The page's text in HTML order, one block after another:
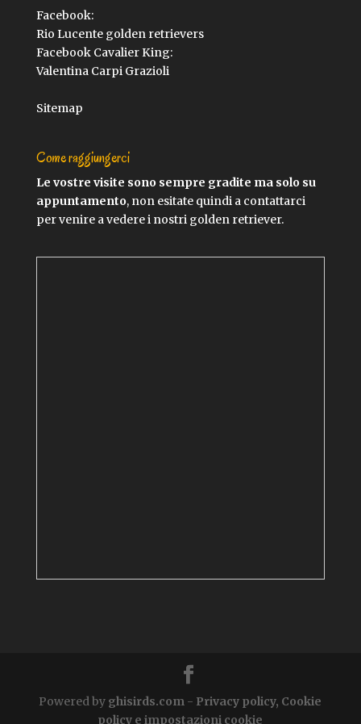
Facebook:
Rio Lucente golden retrievers
Facebook Cavalier King:
Valentina Carpi Grazioli
Sitemap
Come raggiungerci
Le vostre visite sono sempre gradite ma solo su
appuntamento, non esitate quindi a contattarci
per venire a vedere i nostri golden retriever.
Powered by ghisirds.com - Privacy policy, Cookie
policy e impostazioni cookie